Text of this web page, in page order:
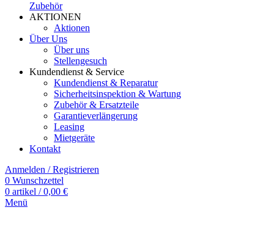
Zubehör
AKTIONEN
Aktionen
Über Uns
Über uns
Stellengesuch
Kundendienst & Service
Kundendienst & Reparatur
Sicherheitsinspektion & Wartung
Zubehör & Ersatzteile
Garantieverlängerung
Leasing
Mietgeräte
Kontakt
Anmelden / Registrieren
0 Wunschzettel
0 artikel / 0,00 €
Menü